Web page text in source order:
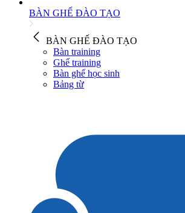
BÀN GHẾ ĐÀO TẠO
BÀN GHẾ ĐÀO TẠO
Bàn training
Ghế training
Bàn ghế học sinh
Bảng từ